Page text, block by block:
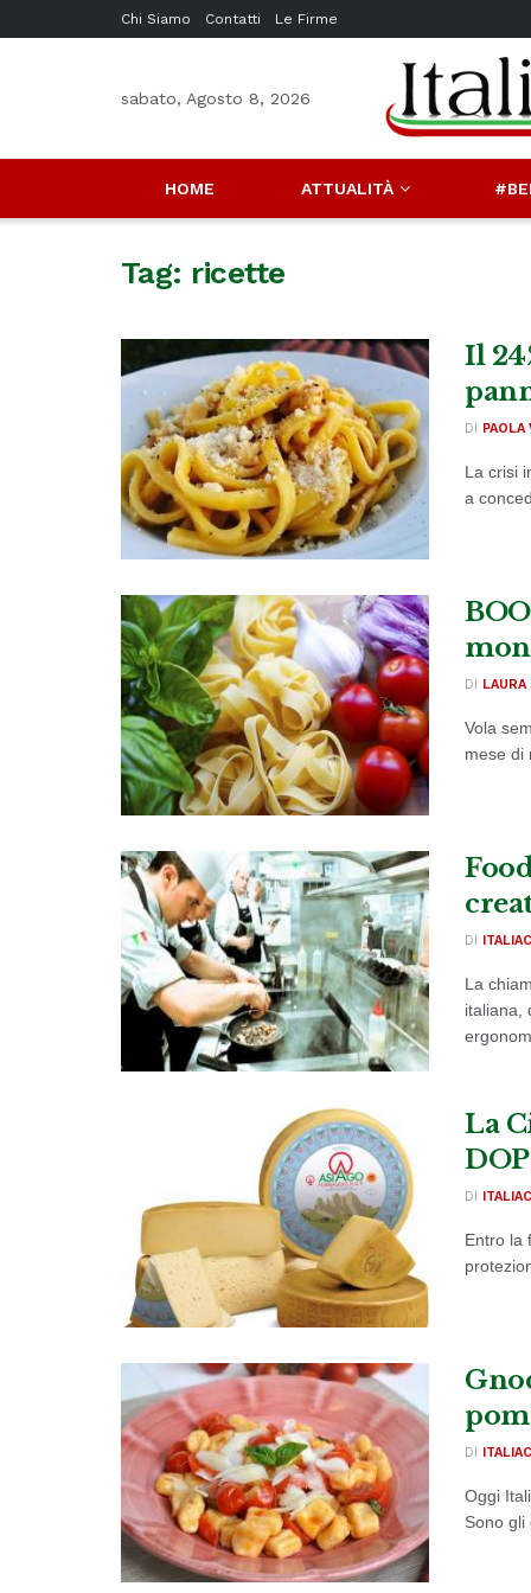
Chi Siamo Contatti Le Firme
sabato, Agosto 8, 2026
HOME ATTUALITÀ
Tag: ricette
Il
DI PAOLA
La crisi
a
DI LAURA
Vola
mese di
DI
La
italiana,
La
DOP
DI
Entro la
DI
Oggi
Sono gli